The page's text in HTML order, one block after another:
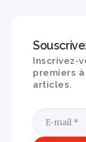
Inscrivez-
premiers
articles.